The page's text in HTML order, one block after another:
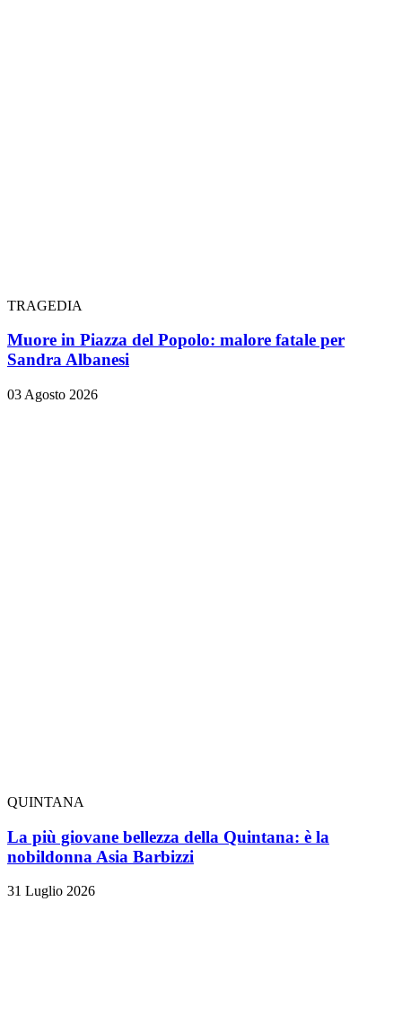
TRAGEDIA
Muore in Piazza del Popolo: malore fatale per
Sandra Albanesi
03 Agosto 2026
QUINTANA
La più giovane bellezza della Quintana: è la
nobildonna Asia Barbizzi
31 Luglio 2026